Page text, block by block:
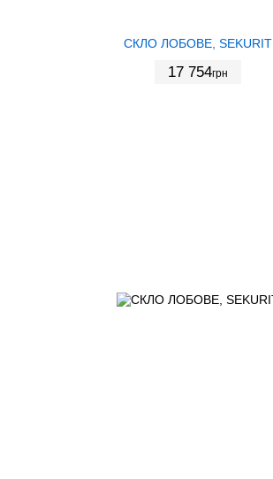
СКЛО ЛОБОВЕ, SEKURIT
17 754грн